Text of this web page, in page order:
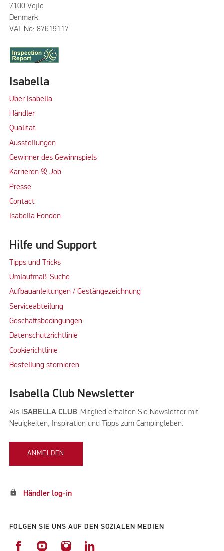
7100 Vejle
Denmark
VAT No: 87619117
Isabella
Über Isabella
Händler
Qualität
Ausstellungen
Gewinner des Gewinnspiels
Karrieren & Job
Presse
Contact
Isabella Fonden
Hilfe und Support
Tipps und Tricks
Umlaufmaß-Suche
Aufbauanleitungen / Gestängezeichnung
Serviceabteilung
Geschäftsbedingungen
Datenschutzrichtlinie
Cookierichtlinie
Bestellung stornieren
Isabella Club Newsletter
Als I SABELLA CLUB-Mitglied erhalten Sie Newsletter mit
Neuigkeiten, Inspiration und Tipps zum Campingleben.
ANMELDEN
lock Händler log-in
FOLGEN SIE UNS AUF DEN SOZIALEN MEDIEN